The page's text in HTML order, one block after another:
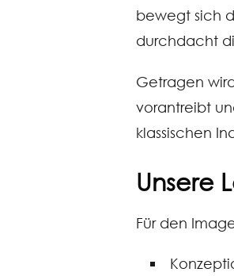
bewegt sich
durchdacht
Getragen
vorantreibt
klassischen
Unsere
Für den